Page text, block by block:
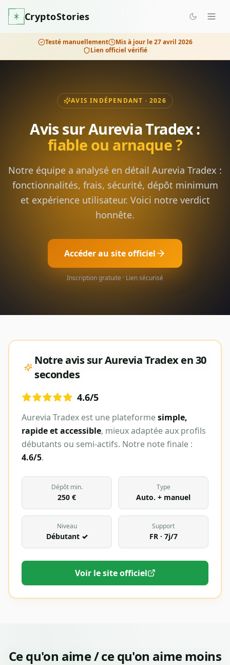
CryptoStories
Testé manuellement Mis à jour le27 avril 2026
Lien officiel vérifié
AVIS INDÉPENDANT · 2026
Avis surAurevia Tradex:
fiable ou arnaque ?
Notre équipe a analysé en détail Aurevia Tradex :
fonctionnalités, frais, sécurité, dépôt minimum
et expérience utilisateur. Voici notre verdict
honnête.
Accéder au site officiel
Inscription gratuite · Lien sécurisé
Notre avis surAurevia Tradexen 30
secondes
4.6/5
Aurevia Tradex est une plateformesimple,
rapide et accessible, mieux adaptée aux profils
débutants ou semi-actifs. Notre note finale :
4.6/5.
Dépôt min.
250 €
Type
Auto. + manuel
Niveau
Débutant ✓
Support
FR · 7j/7
Voir le site officiel
Ce qu'on aime / ce qu'on aime moins